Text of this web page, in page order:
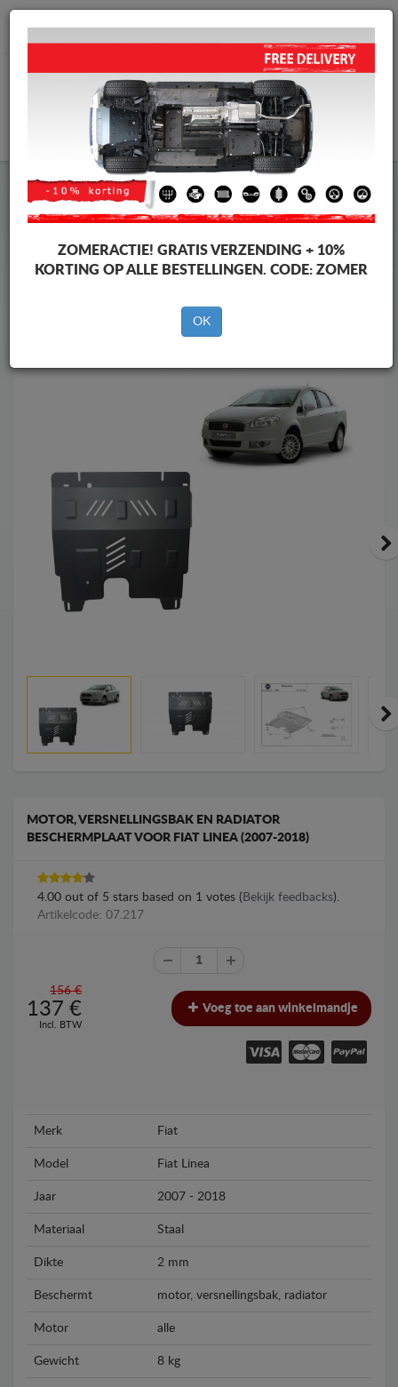
info@motorbeschermplaat.com
WINKELWAGEN
Motor Beschermplaat Motor Beschermplaat Fiat
Motor Beschermplaat
Merken
Terug naar de catalogus
MOTOR, VERSNELLINGSBAK EN RADIATOR
BESCHERMPLAAT VOOR FIAT LINEA (2007-2018)
4.00 out of 5 stars based on 1 votes ( Bekijk feedbacks).
Artikelcode: 07.217
156 €
137 €
Incl. BTW
Voeg toe aan winkelmandje
Merk Fiat
Model Fiat Linea
Jaar 2007 - 2018
Materiaal Staal
Dikte 2 mm
Beschermt motor, versnellingsbak, radiator
Motor alle
Gewicht 8 kg
ZOMERACTIE! GRATIS VERZENDING + 10%
KORTING OP ALLE BESTELLINGEN. CODE: ZOMER
OK